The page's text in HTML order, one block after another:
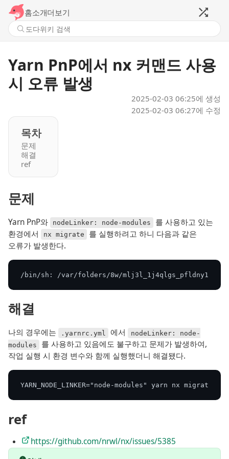
홈소개더보기
Yarn PnP에서 nx 커맨드 사용
시 오류 발생
2025-02-03 06:25에 생성
2025-02-03 06:27에 수정
목차
문제
해결
ref
문제
Yarn PnP와 nodeLinker: node-modules
를 사용하고 있는
환경에서
nx migrate
를 실행하려고 하니 다음과 같은
오류가 발생한다.
/bin/sh: /var/folders/8w/
해결
나의 경우에는 .yarnrc.yml 에서
nodeLinker: node-
modules
를 사용하고 있음에도 불구하고 문제가 발생하여,
작업 실행 시 환경 변수와 함께 실행했더니 해결됐다.
YARN_NODE_LINKER="node-modules" yarn nx migrate
ref
https://github.com/nrwl/nx/issues/5385